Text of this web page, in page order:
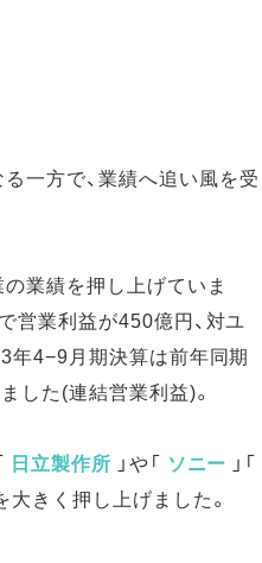
一方で、業績へ追い風を受
業績を押し上げていま
営業利益が450億円、対ユ
年4−9月期決算は前年同期
した(連結営業利益)。
日立製作所 」や「 ソニー 」「
きく押し上げました。